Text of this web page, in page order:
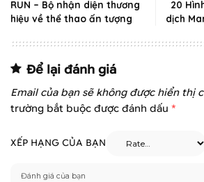
RUN – Bộ nhận diện thương
hiệu về thể thao ấn tượng
20
dịch
Để lại đánh giá
Email của bạn sẽ không được hiển thị
trường bắt buộc được đánh dấu *
XẾP HẠNG CỦA BẠN